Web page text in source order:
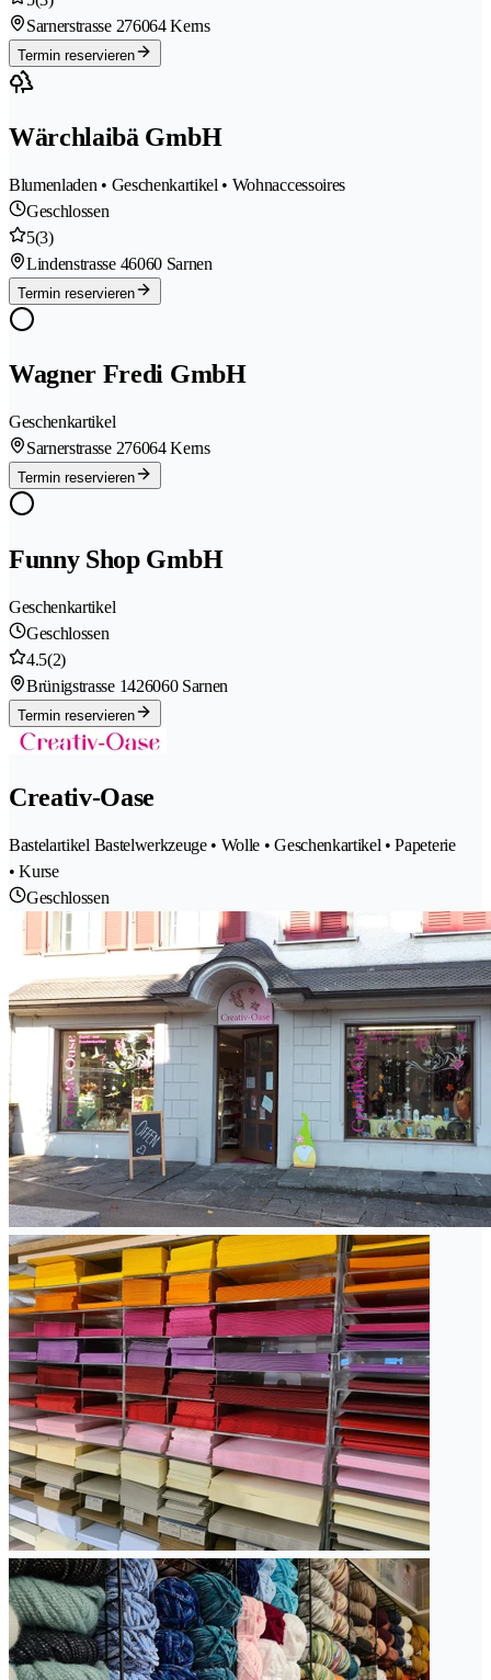
Sarnerstrasse 276064 Kerns
Termin reservieren
Wärchlaibä GmbH
Blumenladen • Geschenkartikel • Wohnaccessoires
Geschlossen
5(3)
Lindenstrasse 46060 Sarnen
Termin reservieren
Wagner Fredi GmbH
Geschenkartikel
Sarnerstrasse 276064 Kerns
Termin reservieren
Funny Shop GmbH
Geschenkartikel
Geschlossen
4.5(2)
Brünigstrasse 1426060 Sarnen
Termin reservieren
Creativ-Oase
Bastelartikel Bastelwerkzeuge • Wolle • Geschenkartikel • Papeterie
• Kurse
Geschlossen